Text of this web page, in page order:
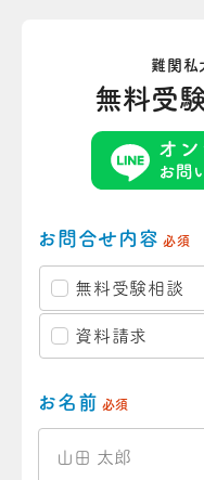
難関私
無料受
お問合せ内容 必須
無料受験相談
資料請求
お名前 必須